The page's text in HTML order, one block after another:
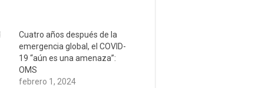
Cuatro años después de la
emergencia global, el COVID-
19 “aún es una amenaza”:
OMS
febrero 1, 2024